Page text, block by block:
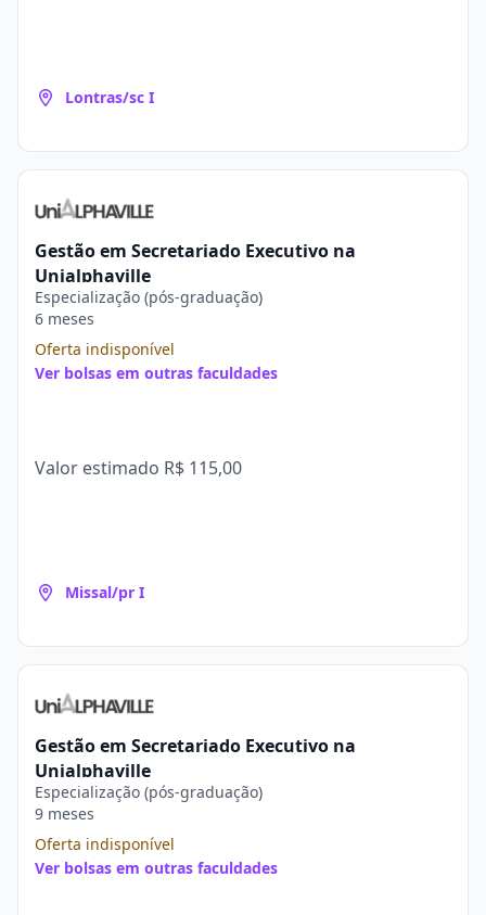
Lontras/sc I
Gestão em Secretariado Executivo na
Unialphaville
Especialização (pós-graduação)
6 meses
Oferta indisponível
Ver bolsas em outras faculdades
Valor estimado R$ 115,00
Missal/pr I
Gestão em Secretariado Executivo na
Unialphaville
Especialização (pós-graduação)
9 meses
Oferta indisponível
Ver bolsas em outras faculdades